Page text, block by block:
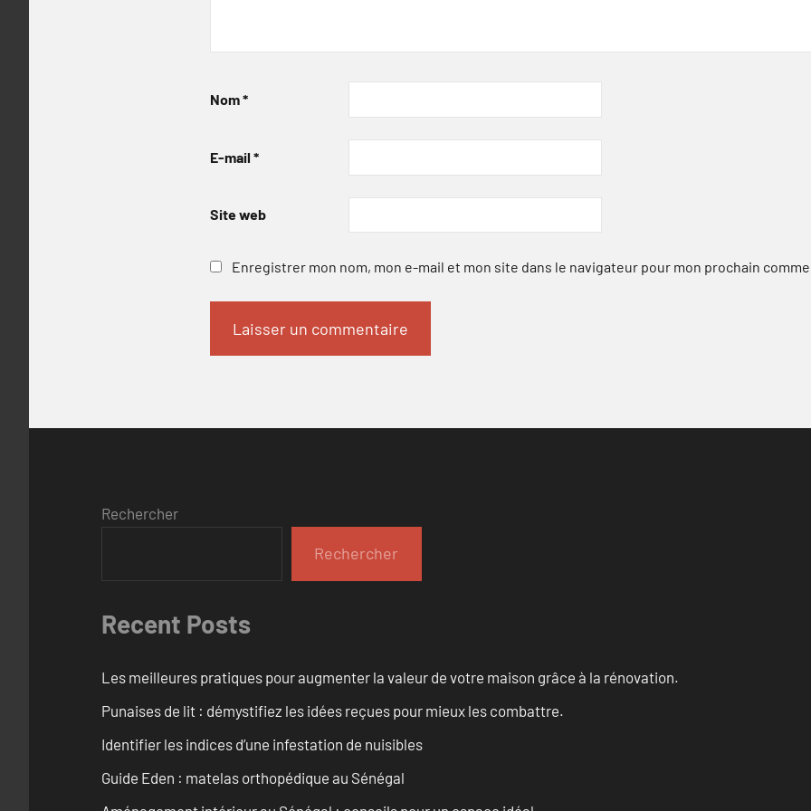
Nom*
E-mail *
Site web
Enregistrer mon nom, mon e-mail et mon site dans le navigateur pour mon prochain
Rechercher
Rechercher
Recent Posts
Les meilleures pratiques pour augmenter la valeur de votre maison grâce à la rénovation.
Punaises de lit : démystifiez les idées reçues pour mieux les combattre.
Identifier les indices d’une infestation de nuisibles
Guide Eden : matelas orthopédique au Sénégal